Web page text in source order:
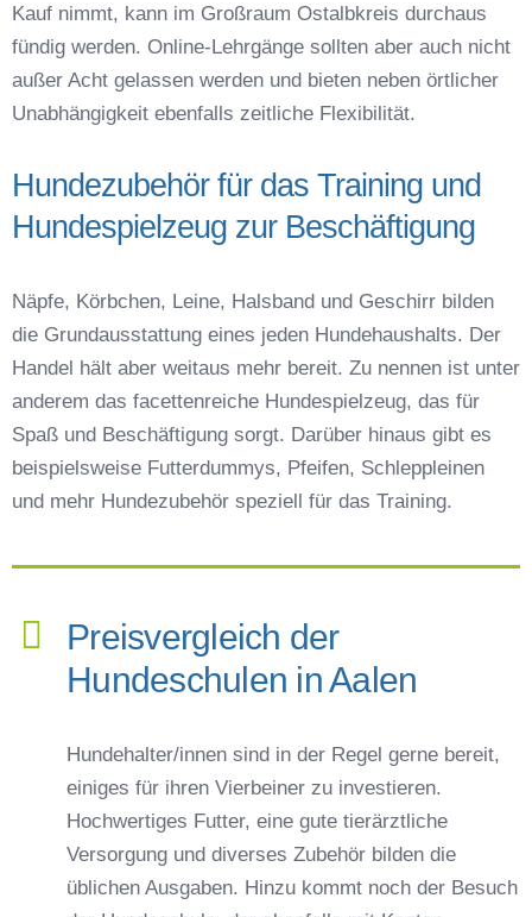
Kauf nimmt, kann im Großraum Ostalbkreis durchaus
fündig werden. Online-Lehrgänge sollten aber auch nicht
außer Acht gelassen werden und bieten neben örtlicher
Unabhängigkeit ebenfalls zeitliche Flexibilität.
Hundezubehör für das Training und
Hundespielzeug zur Beschäftigung
Näpfe, Körbchen, Leine, Halsband und Geschirr bilden
die Grundausstattung eines jeden Hundehaushalts. Der
Handel hält aber weitaus mehr bereit. Zu nennen ist unter
anderem das facettenreiche Hundespielzeug, das für
Spaß und Beschäftigung sorgt. Darüber hinaus gibt es
beispielsweise Futterdummys, Pfeifen, Schleppleinen
und mehr Hundezubehör speziell für das Training.
Preisvergleich der
Hundeschulen in Aalen
Hundehalter/innen sind in der Regel gerne bereit,
einiges für ihren Vierbeiner zu investieren.
Hochwertiges Futter, eine gute tierärztliche
Versorgung und diverses Zubehör bilden die
üblichen Ausgaben. Hinzu kommt noch der Besuch